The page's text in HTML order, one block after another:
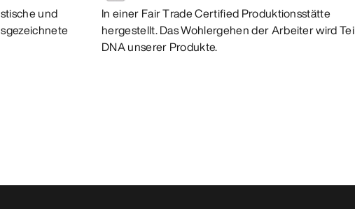
und
In einer Fair Trade Certified Produktionsstätte
hergestellt. Das Wohlergehen der Arbeiter wird
DNA unserer Produkte.